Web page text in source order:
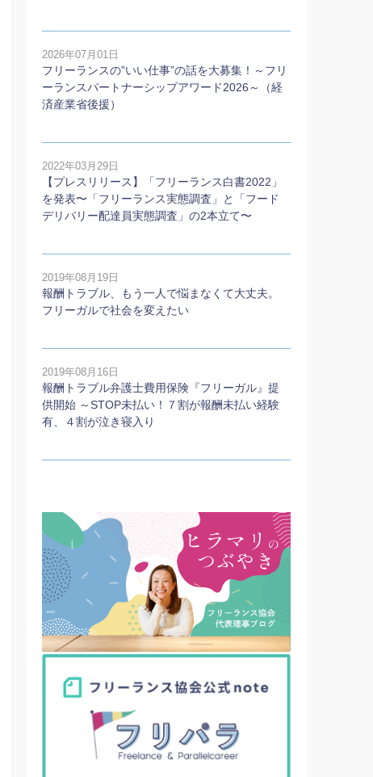
2026年07月01日
フリーランスの”いい仕事”の話を大募集！～フリ
ーランスパートナーシップアワード2026～（経
済産業省後援）
2022年03月29日
【プレスリリース】「フリーランス白書2022」
を発表〜「フリーランス実態調査」と「フード
デリバリー配達員実態調査」の2本⽴て〜
2019年08月19日
報酬トラブル、もう一人で悩まなくて大丈夫。
フリーガルで社会を変えたい
2019年08月16日
報酬トラブル弁護士費用保険『フリーガル』提
供開始 ～STOP未払い！７割が報酬未払い経験
有、４割が泣き寝入り